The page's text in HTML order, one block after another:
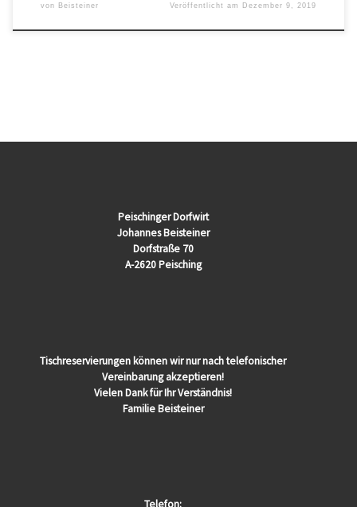
von Beisteiner Veröffentlicht am Dezember 9, 2019
Peischinger Dorfwirt
Johannes Beisteiner
Dorfstraße 70
A-2620 Peisching
Tischreservierungen können wir nur nach telefonischer
Vereinbarung akzeptieren!
Vielen Dank für Ihr Verständnis!
Familie Beisteiner